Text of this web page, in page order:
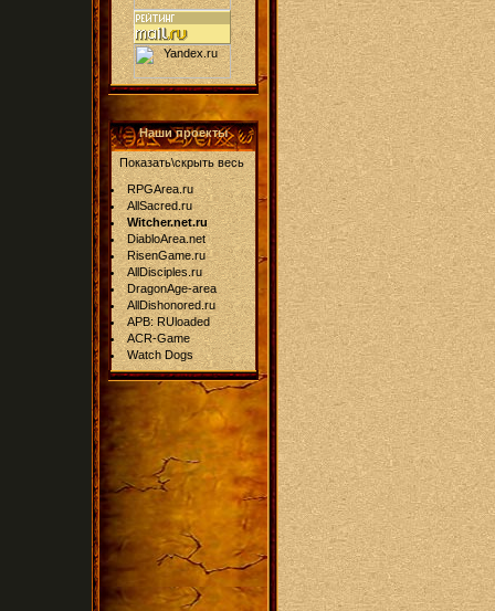
Наши проекты
Показать\скрыть весь
RPGArea.ru
AllSacred.ru
Witcher.net.ru
DiabloArea.net
RisenGame.ru
AllDisciples.ru
DragonAge-area
AllDishonored.ru
APB: RUloaded
ACR-Game
Watch Dogs